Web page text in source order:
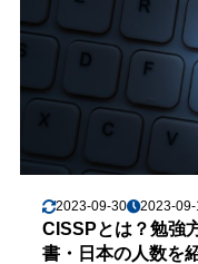
2023-09-30 2023-09-
CISSPとは？勉強
書・日本の人数を